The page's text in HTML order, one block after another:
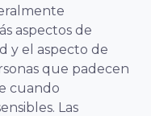
aspectos de
y el aspecto de
que padecen
cuando
Las